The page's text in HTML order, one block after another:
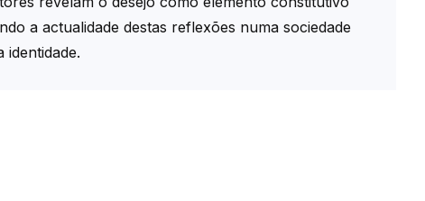
a actualidade destas reflexões numa sociedade